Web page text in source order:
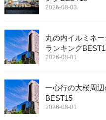
2026-08-03
丸の内イルミネ
ランキング
2026-08-01
一心行の大桜周
BEST15
2026-08-01